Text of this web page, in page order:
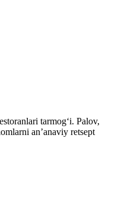
tarmogʻi. Palov,
an’anaviy retsept